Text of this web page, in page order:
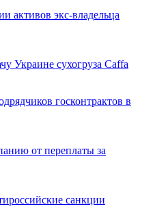
активов экс-владельца
Украине сухогруза Caffa
госконтрактов в
от переплаты за
санкции